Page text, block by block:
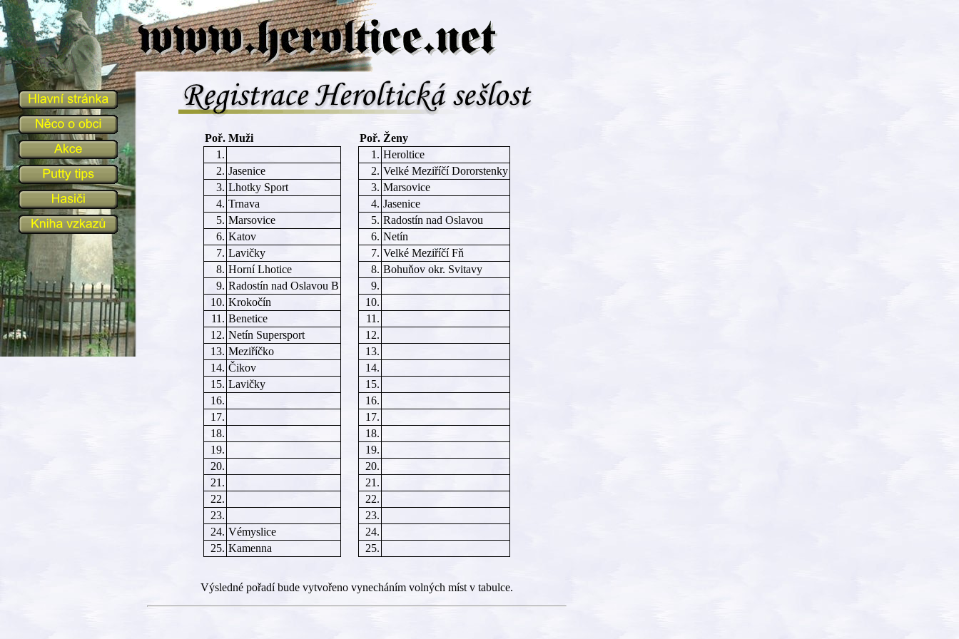
Poř. Muži Poř. Ženy
1.
1. Heroltice
2. Jasenice 2. Velké Meziříčí Dororstenky
3. Lhotky Sport 3. Marsovice
4. Trnava 4. Jasenice
5. Marsovice 5. Radostín nad Oslavou
6. Katov 6. Netín
7. Lavičky 7. Velké Meziříčí Fň
8. Horní Lhotice 8. Bohuňov okr. Svitavy
9. Radostín nad Oslavou B
9.
10. Krokočín
10.
11. Benetice
11.
12. Netín Supersport
12.
13. Meziříčko
13.
14. Čikov
14.
15. Lavičky
15.
16.
16.
17.
17.
18.
18.
19.
19.
20.
20.
21.
21.
22.
22.
23.
23.
24. Vémyslice
24.
25. Kamenna 25.
Výsledné pořadí bude vytvořeno vynecháním volných míst v tabulce.